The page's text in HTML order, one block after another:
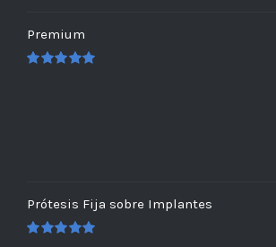
Premium
Prótesis Fija sobre Implantes